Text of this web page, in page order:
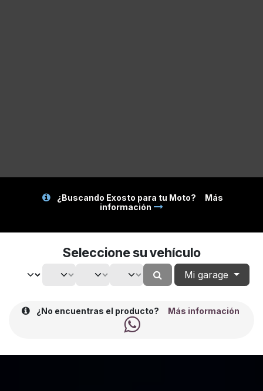
¿Buscando Exosto para tu Moto? Más
información
Seleccione su vehículo
Mi garage
¿No encuentras el producto? Más información